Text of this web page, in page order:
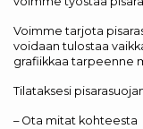
Voimme tarjota
voidaan tulostaa
grafiikkaa tarpeenne
Tilataksesi
– Ota mitat kohteesta